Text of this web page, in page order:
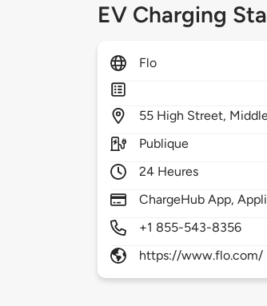
EV Charging
Flo
55 High Street,
Publique
24 Heures
ChargeHub App,
+1 855-543-8356
https://www.flo.com/